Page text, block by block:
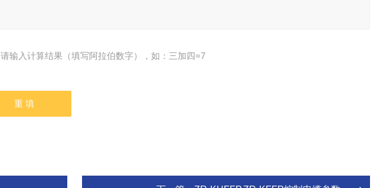
请输入计算结果（填写阿拉伯数字），如：三加四=7